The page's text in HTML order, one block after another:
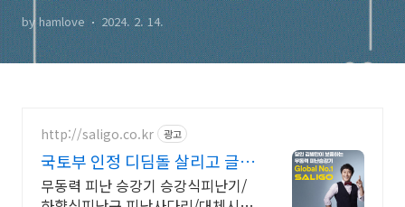
by hamlove 2024. 2. 14.
http://saligo.co.kr 광고
국토부 인정 디딤돌 살리고 글로
벌No.1 대통령상 수상
무동력 피난 승강기 승강식피난기/